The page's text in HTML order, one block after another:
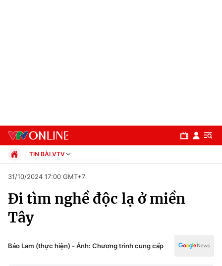
Chuyên mục
Chính trị
TIN BÀI VTV
Xã hội
Pháp luật
Văn hóa - Giải trí
31/10/2024 17:00 GMT+7
Đi tìm nghề độc lạ ở miền
Tây
Bảo Lam (thực hiện) - Ảnh: Chương trình cung cấp